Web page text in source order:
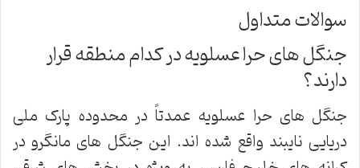
سوالات متداول
جنگل های حرا عسلویه در کدام منطقه قرار
دارند؟
جنگل های حرا عسلویه عمدتاً در محدوده پارک ملی
دریایی نایبند واقع شده اند. این جنگل های مانگرو در